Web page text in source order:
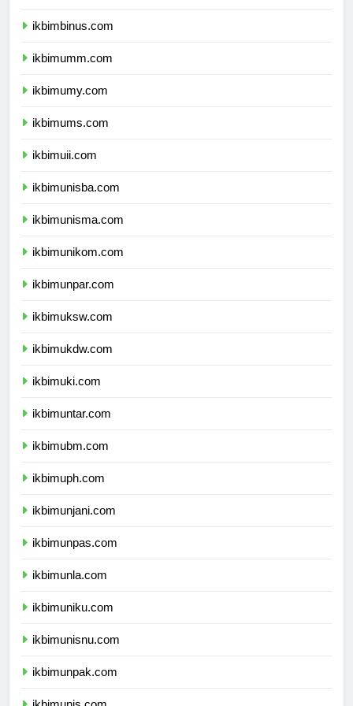
ikbimbinus.com
ikbimumm.com
ikbimumy.com
ikbimums.com
ikbimuii.com
ikbimunisba.com
ikbimunisma.com
ikbimunikom.com
ikbimunpar.com
ikbimuksw.com
ikbimukdw.com
ikbimuki.com
ikbimuntar.com
ikbimubm.com
ikbimuph.com
ikbimunjani.com
ikbimunpas.com
ikbimunla.com
ikbimuniku.com
ikbimunisnu.com
ikbimunpak.com